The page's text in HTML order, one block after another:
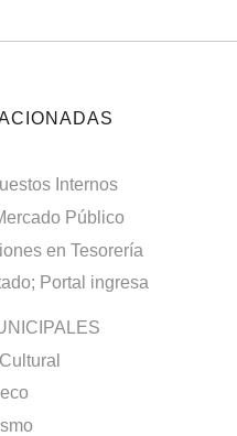
Internos
Público
en Tesorería
Portal ingresa